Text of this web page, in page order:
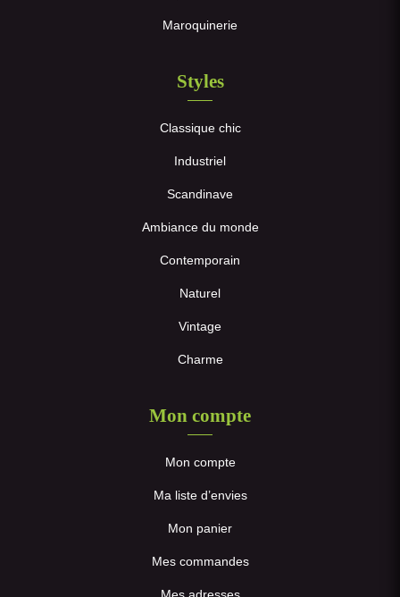
Maroquinerie
Styles
Classique chic
Industriel
Scandinave
Ambiance du monde
Contemporain
Naturel
Vintage
Charme
Mon compte
Mon compte
Ma liste d’envies
Mon panier
Mes commandes
Mes adresses